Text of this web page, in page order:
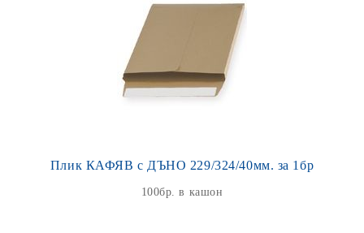
Плик КАФЯВ с ДЪНО 229/324/40мм. за 1бр
100бр. в кашон